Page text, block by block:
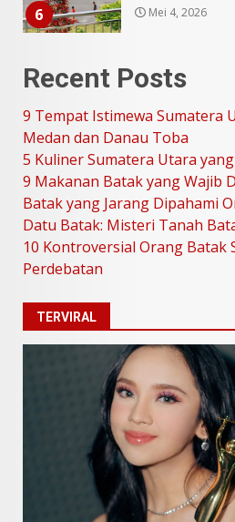
6 Mei 4, 2026
SUCI Season
April 23, 2026
1
9 Tempat
Utara Bukan
Danau Toba
Juli 31, 2026
Juli 13, 2026
9 Makanan
Diketahui!
Jarang
Indonesia
Juni 25, 2026
Recent Posts
9 Tempat Istimewa Sumatera
Medan dan Danau Toba
5 Kuliner Sumatera Utara
9 Makanan Batak yang Wajib
Batak yang Jarang Dipahami
Datu Batak: Misteri Tanah
10 Kontroversial Orang Batak
Perdebatan
TERVIRAL